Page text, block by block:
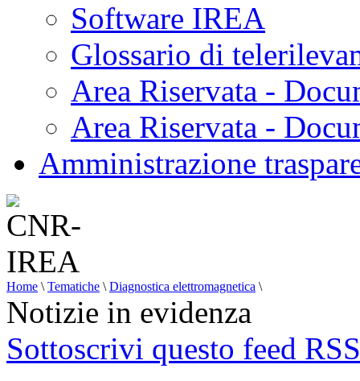
Software IREA
Glossario di
Area Riservata -
Area Riservata -
Amministrazione
Home \ Tematiche \ Diagnostica elettromagnetica \
Notizie in evidenza
Sottoscrivi questo feed RSS